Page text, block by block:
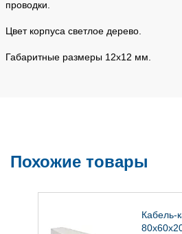
проводки.
Цвет корпуса светлое дерево.
Габаритные размеры 12х12 мм.
Похожие товары
Кабель-